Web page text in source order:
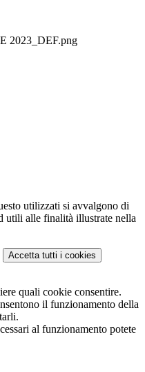
2023_DEF.png
utilizzati si avvalgono di
utili alle finalità illustrate nella
Accetta tutti i cookies
quali cookie consentire.
il funzionamento della
al funzionamento potete